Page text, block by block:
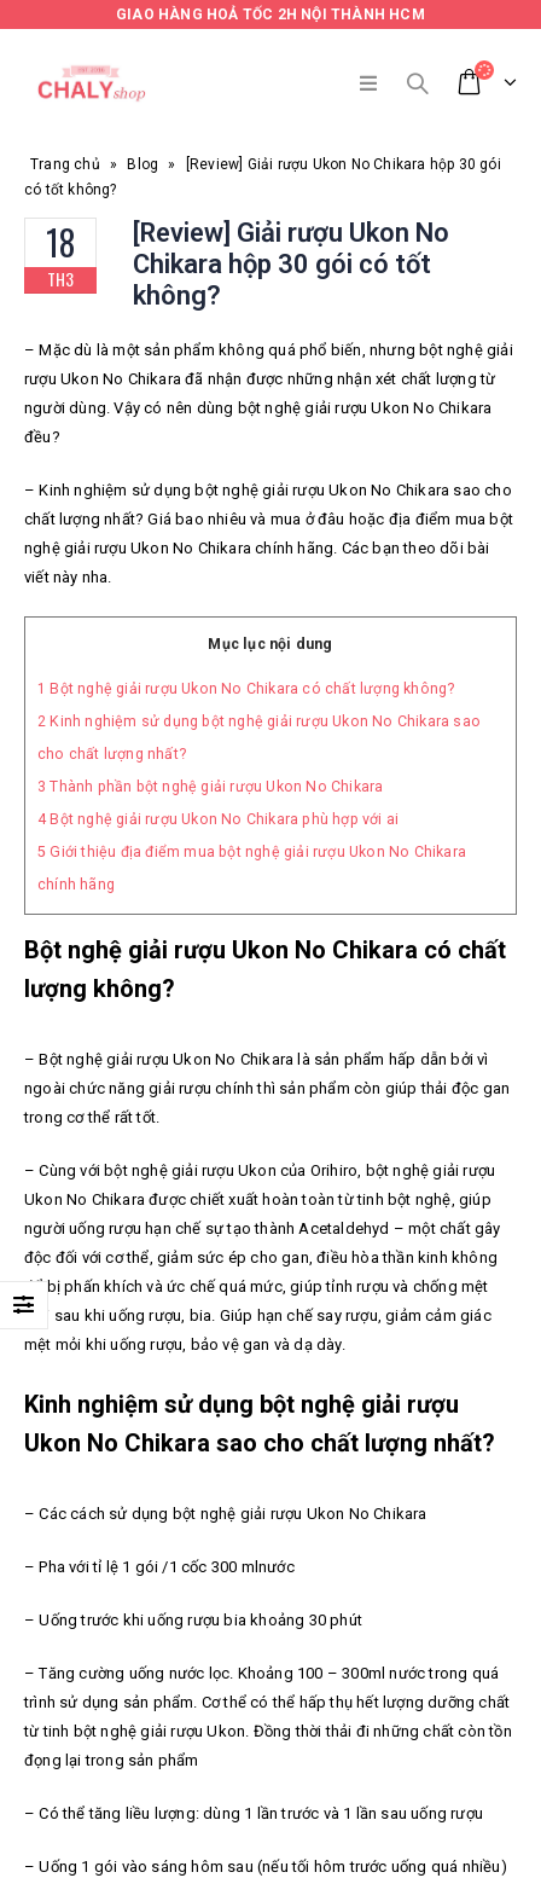
GIAO HÀNG HOẢ TỐC 2H NỘI THÀNH HCM
Trang chủ » Blog »
[Review] Giải rượu Ukon No Chikara hộp 30 gói
có tốt không?
18
TH3
[Review] Giải rượu Ukon No
Chikara hộp 30 gói có tốt
không?
– Mặc dù là một sản phẩm không quá phổ biến, nhưng bột nghệ giải
rượu Ukon No Chikara đã nhận được những nhận xét chất lượng từ
người dùng. Vậy có nên dùng bột nghệ giải rượu Ukon No Chikara
đều?
– Kinh nghiệm sử dụng bột nghệ giải rượu Ukon No Chikara sao cho
chất lượng nhất? Giá bao nhiêu và mua ở đâu hoặc địa điểm mua bột
nghệ giải rượu Ukon No Chikara chính hãng. Các bạn theo dõi bài
viết này nha.
Mục lục nội dung
1 Bột nghệ giải rượu Ukon No Chikara có chất lượng không?
2 Kinh nghiệm sử dụng bột nghệ giải rượu Ukon No Chikara sao
cho chất lượng nhất?
3 Thành phần bột nghệ giải rượu Ukon No Chikara
4Bột nghệ giải rượu Ukon No Chikara phù hợp với ai
5 Giới thiệu địa điểm mua bột nghệ giải rượu Ukon No Chikara
chính hãng
Bột nghệ giải rượu Ukon No Chikara có chất
lượng không?
– Bột nghệ giải rượu Ukon No Chikara là sản phẩm hấp dẫn bởi vì
ngoài chức năng giải rượu chính thì sản phẩm còn giúp thải độc gan
trong cơ thể rất tốt.
– Cùng với bột nghệ giải rượu Ukon của Orihiro, bột nghệ giải rượu
Ukon No Chikara được chiết xuất hoàn toàn từ tinh bột nghệ, giúp
người uống rượu hạn chế sự tạo thành Acetaldehyd – một chất gây
độc đối với cơ thể, giảm sức ép cho gan, điều hòa thần kinh không
để bị phấn khích và ức chế quá mức, giúp tỉnh rượu và chống mệt
mỏi sau khi uống rượu, bia. Giúp hạn chế say rượu, giảm cảm giác
mệt mỏi khi uống rượu, bảo vệ gan và dạ dày.
Kinh nghiệm sử dụng bột nghệ giải rượu
Ukon No Chikara sao cho chất lượng nhất?
– Các cách sử dụng bột nghệ giải rượu Ukon No Chikara
– Pha với tỉ lệ 1 gói /1 cốc 300 mlnước
– Uống trước khi uống rượu bia khoảng 30 phút
– Tăng cường uống nước lọc. Khoảng 100 – 300ml nước trong quá
trình sử dụng sản phẩm. Cơ thể có thể hấp thụ hết lượng dưỡng chất
từ tinh bột nghệ giải rượu Ukon. Đồng thời thải đi những chất còn tồn
đọng lại trong sản phẩm
– Có thể tăng liều lượng: dùng 1 lần trước và 1 lần sau uống rượu
– Uống 1 gói vào sáng hôm sau (nếu tối hôm trước uống quá nhiều)